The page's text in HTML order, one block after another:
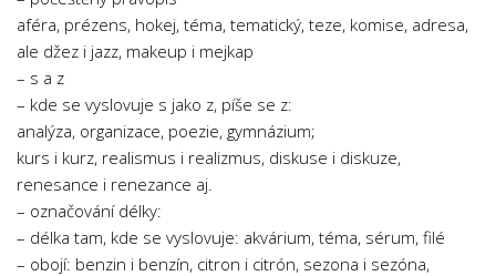
aféra, prézens, hokej, téma, tematický, teze, komise, adresa,
ale džez i jazz, makeup i mejkap
– s a z
– kde se vyslovuje s jako z, píše se z:
analýza, organizace, poezie, gymnázium;
kurs i kurz, realismus i realizmus, diskuse i diskuze,
renesance i renezance aj.
– označování délky:
– délka tam, kde se vyslovuje: akvárium, téma, sérum, filé
– obojí: benzin i benzín, citron i citrón, sezona i sezóna,